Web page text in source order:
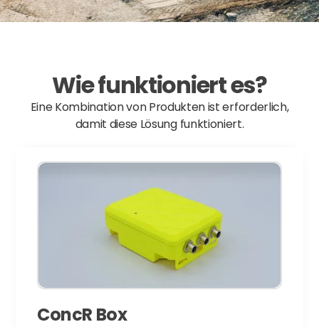
Wie funktioniert es?
Eine Kombination von Produkten ist erforderlich,
damit diese Lösung funktioniert.
ConcR Box